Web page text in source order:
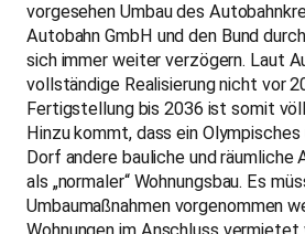
vorgesehen Umbau des
Autobahn GmbH und den Bund
sich immer weiter verzögern. Laut
vollständige Realisierung nicht vor
Fertigstellung bis 2036 ist somit
Hinzu kommt, dass ein
Dorf andere bauliche und räumliche
als „normaler“ Wohnungsbau. Es
Umbaumaßnahmen vorgenommen